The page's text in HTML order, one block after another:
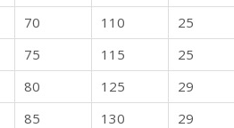
70 110 25
75 115 25
80 125 29
85 130 29